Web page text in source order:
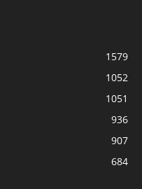
1579
1052
1051
936
907
684